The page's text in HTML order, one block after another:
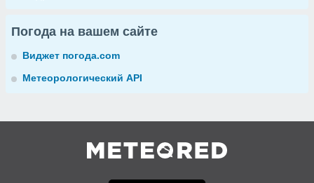
Погода на вашем сайте
Виджет погода.com
Метеорологический API